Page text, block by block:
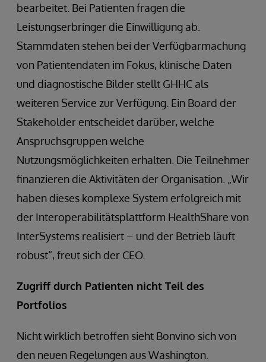
bearbeitet. Bei Patienten fragen die
Leistungserbringer die Einwilligung ab.
Stammdaten stehen bei der Verfügbarmachung
von Patientendaten im Fokus, klinische Daten
und diagnostische Bilder stellt GHHC als
weiteren Service zur Verfügung. Ein Board der
Stakeholder entscheidet darüber, welche
Anspruchsgruppen welche
Nutzungsmöglichkeiten erhalten. Die Teilnehmer
finanzieren die Aktivitäten der Organisation. „Wir
haben dieses komplexe System erfolgreich mit
der Interoperabilitätsplattform HealthShare von
InterSystems realisiert – und der Betrieb läuft
robust“, freut sich der CEO.
Zugriff durch Patienten nicht Teil des
Portfolios
Nicht wirklich betroffen sieht Bonvino sich von
den neuen Regelungen aus Washington.